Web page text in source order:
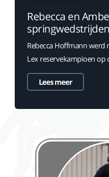
Rebecca en
springwedstrijden
Rebecca Hoffmann werd
Lex reservekampioen op
Lees meer